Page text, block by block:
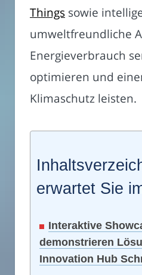
Things sowie
umweltfreundliche
Energieverbrauch
optimieren und
Klimaschutz leisten.
erwartet Sie
Interaktive
demonstrieren
Innovation Hub